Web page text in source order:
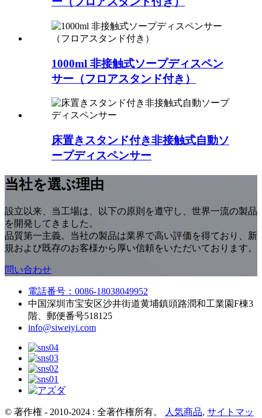
1000ml 非接触式ソープディスペン
サー（フロアスタンド付き）
床置きスタンド付き非接触式自動ソ
ープディスペンサー
当社を選ぶ理由
設立以来、当工場は、以下の原則を遵守し、世界一流の製品
を開発してきました。
品質第一主義。当社の製品は業界で高い評価を得ており、新
規および既存のお客様から厚い信頼をいただいております。
問い合わせ
電話番号：0086-18038049952
中国深圳市宝安区沙井街道黄埔鎮頭路潤和工業園F棟3
階、郵便番号518125
info@siweiyi.com
© 著作権 - 2010-2024 : 全著作権所有。 人気商品, サイトマッ